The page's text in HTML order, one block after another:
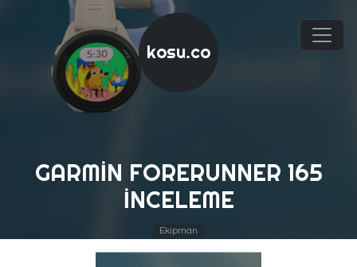
kosu.co
GARMIN FORERUNNER 165
İNCELEME
Ekipman